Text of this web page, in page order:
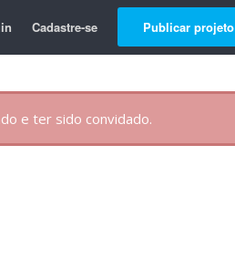
Cadastre-se Publicar projeto
e ter sido convidado.